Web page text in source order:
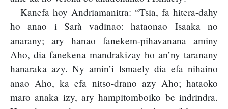
Kanefa hoy Andriamanitra: “Tsia, fa hitera-dahy
ho anao i Sarà vadinao: hataonao Isaaka no
anarany; ary hanao fanekem-pihavanana aminy
Aho, dia fanekena mandrakizay ho an’ny taranany
hanaraka azy. Ny amin’i Ismaely dia efa nihaino
anao Aho, ka efa nitso-drano azy Aho; hataoko
maro anaka izy, ary hampitomboiko be indrindra.